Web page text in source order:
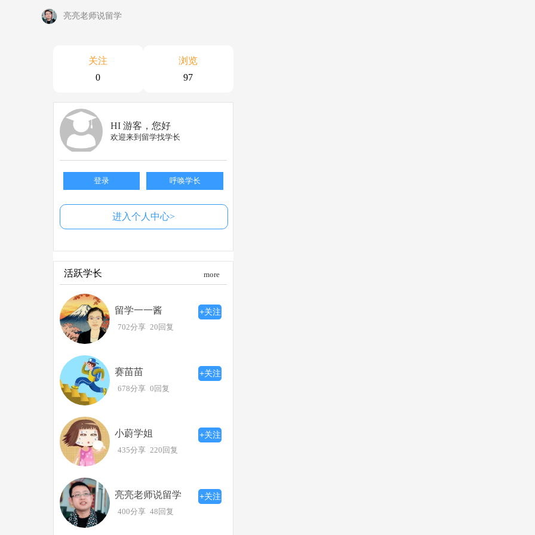
亮亮老师说留学
关注
0
浏览
97
HI 游客，您好
欢迎来到留学找学长
登录 呼唤学长
进入个人中心>
活跃学长 more
留学一一酱 +关注
702分享 20回复
赛苗苗 +关注
678分享 0回复
小蔚学姐 +关注
435分享 220回复
亮亮老师说留学 +关注
400分享 48回复